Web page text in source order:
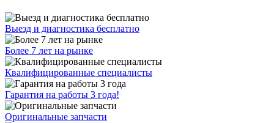
Выезд и диагностика бесплатно
Более 7 лет на рынке
Квалифицированные специалисты
Гарантия на работы 3 года!
Оригинальные запчасти